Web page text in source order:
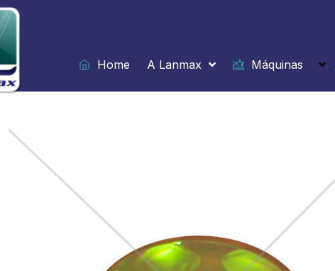
Ir
para
o
conteúdo
Home
A Lanmax Máquinas